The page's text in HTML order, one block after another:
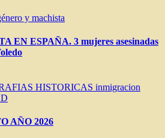
y machista
EN ESPAÑA. 3 mujeres asesinadas
HISTORICAS inmigracion
AÑO 2026